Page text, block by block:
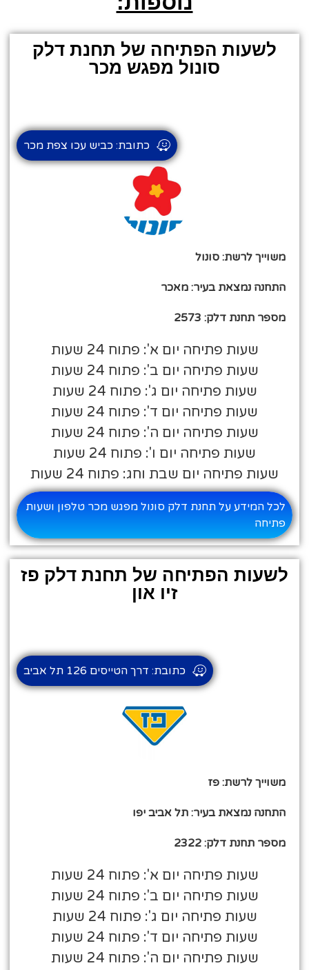
לשעות הפתיחה של תחנת דלק
סונול מפגש מכר
משוייך לרשת: סונול
התחנה נמצאת בעיר: מאכר
מספר תחנת דלק: 2573
שעות פתיחה יום א': פתוח 24 שעות
שעות פתיחה יום ב': פתוח 24 שעות
שעות פתיחה יום ג': פתוח 24 שעות
שעות פתיחה יום ד': פתוח 24 שעות
שעות פתיחה יום ה': פתוח 24 שעות
שעות פתיחה יום ו': פתוח 24 שעות
שעות פתיחה יום שבת וחג: פתוח 24 שעות
כתובת: כביש עכו צפת מכר
לכל המידע על תחנת דלק סונול מפגש מכר טלפון ושעות
פתיחה
לשעות הפתיחה של תחנת דלק פז
זיו און
משוייך לרשת: פז
התחנה נמצאת בעיר: תל אביב יפו
מספר תחנת דלק: 2322
שעות פתיחה יום א': פתוח 24 שעות
שעות פתיחה יום ב': פתוח 24 שעות
שעות פתיחה יום ג': פתוח 24 שעות
שעות פתיחה יום ד': פתוח 24 שעות
שעות פתיחה יום ה': פתוח 24 שעות
כתובת: דרך הטייסים 126 תל אביב